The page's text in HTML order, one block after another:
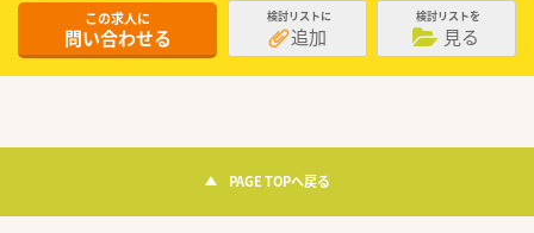
この求人に
問い合わせる
検討リストに
追加
検討リストを
見る
PAGE TOPへ戻る